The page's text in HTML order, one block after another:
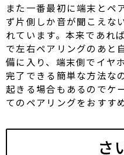
また一番最初に端末とペ
ず片側しか音が聞こえな
れています。本来であれ
で左右ペアリングのあと
備に入り、端末側でイヤ
完了できる簡単な方法な
起きる場合もあるのでケ
てのペアリングをおすす
さ